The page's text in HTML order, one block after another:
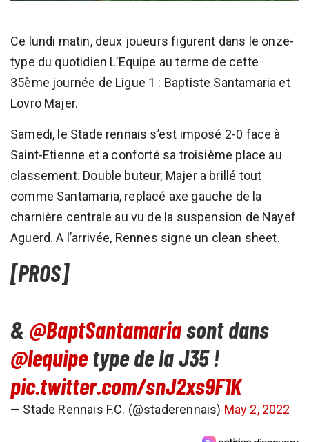
Ce lundi matin, deux joueurs figurent dans le onze-
type du quotidien L’Equipe au terme de cette
35ème journée de Ligue 1 : Baptiste Santamaria et
Lovro Majer.
Samedi, le Stade rennais s’est imposé 2-0 face à
Saint-Etienne et a conforté sa troisième place au
classement. Double buteur, Majer a brillé tout
comme Santamaria, replacé axe gauche de la
charnière centrale au vu de la suspension de Nayef
Aguerd. A l’arrivée, Rennes signe un clean sheet.
[PROS]
& @BaptSantamariasont dans
@lequipetype de la J35 !
pic.twitter.com/snJ2xs9F1K
— Stade Rennais F.C. (@staderennais) May 2, 2022